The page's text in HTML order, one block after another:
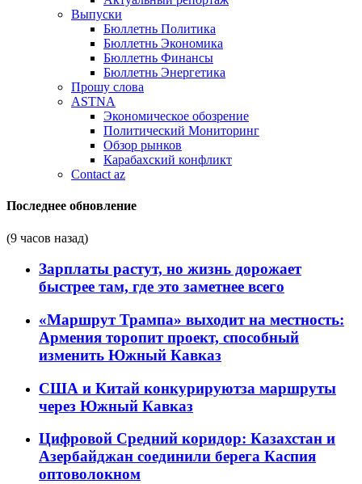
Выпуски
Бюллетнь Политика
Бюллетнь Экономика
Бюллетнь Финансы
Бюллетнь Энергетика
Прошу слова
ASTNA
Экономическое обозрение
Политический Мониторинг
Обзор рынков
Карабахский конфликт
Contact az
Последнее обновление
(9 часов назад)
Зарплаты растут, но жизнь дорожает
быстрее там, где это заметнее всего
«Маршрут Трампа» выходит на местность:
Армения торопит проект, способный
изменить Южный Кавказ
США и Китай конкурируютза маршруты
через Южный Кавказ
Цифровой Средний коридор: Казахстан и
Азербайджан соединили берега Каспия
оптоволокном